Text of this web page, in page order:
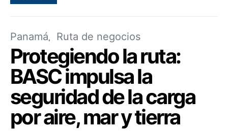
Panamá Ruta de negocios
Protegiendo la ruta:
BASC impulsa la
seguridad de la carga
por aire, mar y tierra